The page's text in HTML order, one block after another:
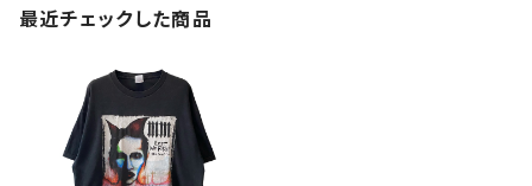
最近チェックした商品